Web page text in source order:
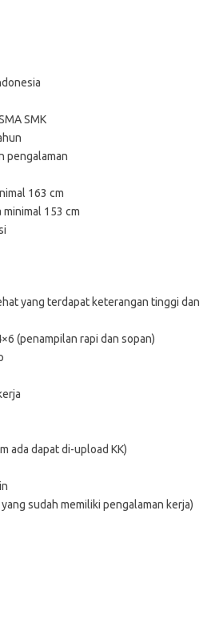
SMK
pengalaman
163 cm
153 cm
yang terdapat keterangan tinggi dan
(penampilan rapi dan sopan)
ada dapat di-upload KK)
sudah memiliki pengalaman kerja)